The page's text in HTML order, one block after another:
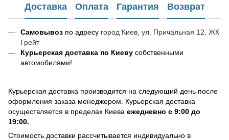
Доставка Оплата Гарантия Возврат
Самовывоз по адресу город Киев, ул. Причальная 12, ЖК
Грейт
Курьерская доставка по Киеву собственными
автомобилями!
Курьерская доставка производится на следующий день после
оформления заказа менеджером. Курьерская доставка
осуществляется в пределах Киева ежедневно с 9:00 до
19:00.
Стоимость доставки рассчитывается индивидуально в